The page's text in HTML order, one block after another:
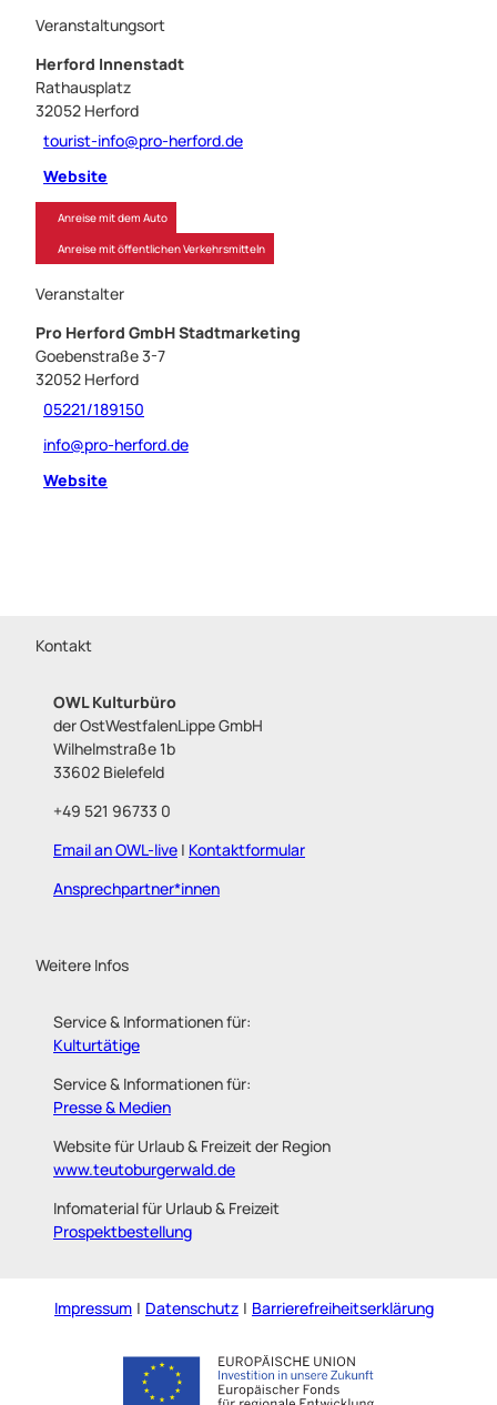
Veranstaltungsort
Herford Innenstadt
Rathausplatz
32052 Herford
tourist-info@pro-herford.de
Website
Anreise mit dem Auto
Anreise mit öffentlichen Verkehrsmitteln
Veranstalter
Pro Herford GmbH Stadtmarketing
Goebenstraße 3-7
32052 Herford
05221/189150
info@pro-herford.de
Website
Kontakt
OWL Kulturbüro
der OstWestfalenLippe GmbH
Wilhelmstraße 1b
33602 Bielefeld
+49 521 96733 0
Email an OWL-live | Kontaktformular
Ansprechpartner*innen
Weitere Infos
Service & Informationen für:
Kulturtätige
Service & Informationen für:
Presse & Medien
Website für Urlaub & Freizeit der Region
www.teutoburgerwald.de
Infomaterial für Urlaub & Freizeit
Prospektbestellung
Impressum Datenschutz Barrierefreiheitserklärung